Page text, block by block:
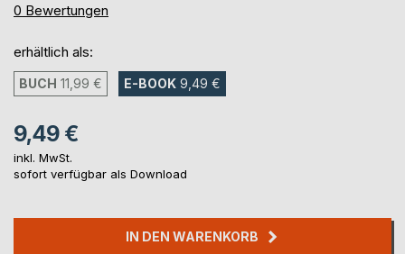
0%
0 Bewertungen
erhältlich als:
BUCH 11,99 € E-BOOK 9,49 €
9,49 €
inkl. MwSt.
sofort verfügbar als Download
IN DEN WARENKORB